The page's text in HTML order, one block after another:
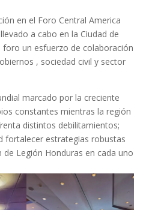
en el Foro Central America
a cabo en la Ciudad de
foro un esfuerzo de colaboración
, sociedad civil y sector
marcado por la creciente
constantes mientras la región
distintos debilitamientos;
fortalecer estrategias robustas
Legión Honduras en cada uno